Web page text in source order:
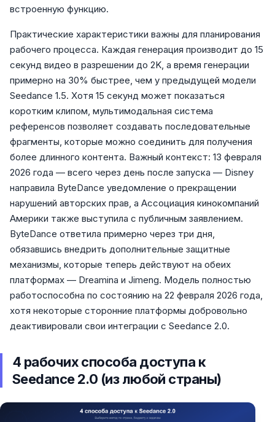
встроенную функцию.
Практические характеристики важны для планирования
рабочего процесса. Каждая генерация производит до 15
секунд видео в разрешении до 2K, а время генерации
примерно на 30% быстрее, чем у предыдущей модели
Seedance 1.5. Хотя 15 секунд может показаться
коротким клипом, мультимодальная система
референсов позволяет создавать последовательные
фрагменты, которые можно соединить для получения
более длинного контента. Важный контекст: 13 февраля
2026 года — всего через день после запуска — Disney
направила ByteDance уведомление о прекращении
нарушений авторских прав, а Ассоциация кинокомпаний
Америки также выступила с публичным заявлением.
ByteDance ответила примерно через три дня,
обязавшись внедрить дополнительные защитные
механизмы, которые теперь действуют на обеих
платформах — Dreamina и Jimeng. Модель полностью
работоспособна по состоянию на 22 февраля 2026 года,
хотя некоторые сторонние платформы добровольно
деактивировали свои интеграции с Seedance 2.0.
4 рабочих способа доступа к
Seedance 2.0 (из любой страны)